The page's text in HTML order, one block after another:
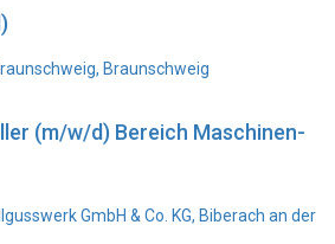
Braunschweig
(m/w/d) Bereich Maschinen-
GmbH & Co. KG, Biberach an der